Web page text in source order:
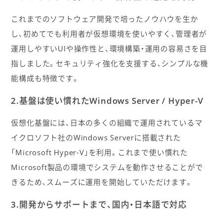
これまでのソフトウェア開発で培ったノウハウを生か
し、初めてでも利用者が仮想環境を使いやすく、管理者が
運用しやすいUIや操作性と、環境構築・運用の容易さを目
指しました。セキュリティ強化を支援する、シンプルな機
能構成も特徴です。
2.基盤は使い慣れたWindows Server / Hyper-V
仮想化基盤には、日本の多くの組織で運用されているマ
イクロソフト社のWindows Serverに搭載された
「Microsoft Hyper-V」を利用。これまで使い慣れた
Microsoft製品の環境でシステムを動作させることがで
きるため、スムーズに運用を開始していただけます。
3.開発からサポートまで、国内・日本語で対応